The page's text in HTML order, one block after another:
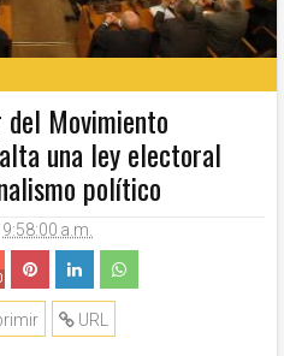
Movimiento
una ley electoral
político
9:58:00 a.m.
URL